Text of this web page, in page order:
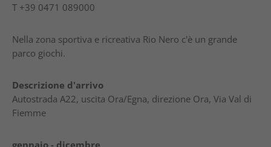
T +39 0471 089000
Nella zona sportiva e ricreativa Rio Nero c'è un grande
parco giochi.
Descrizione d'arrivo
Autostrada A22, uscita Ora/Egna, direzione Ora, Via Val di
Fiemme
gennaio - dicembre